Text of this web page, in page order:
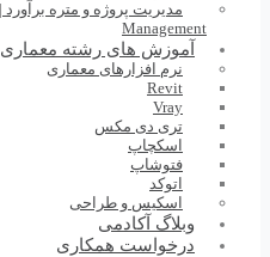
Management
آموزش های رشته معماری
نرم افزارهای معماری
Revit
Vray
تری دی مکس
اسکچاپ
فتوشاپ
اتوکد
اسکیس و طراحی
وبلاگ آکادمی
درخواست همکاری